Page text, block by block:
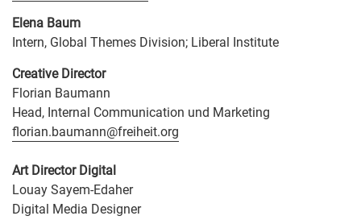
Elena Baum
Intern, Global Themes Division; Liberal Institute
Creative Director
Florian Baumann
Head, Internal Communication und Marketing
florian.baumann@freiheit.org
Art Director Digital
Louay Sayem-Edaher
Digital Media Designer